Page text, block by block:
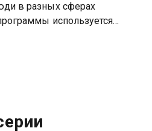
в разных сферах
используется
ошибок. Как надо делать